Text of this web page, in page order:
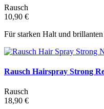
Rausch
10,90 €
Für starken Halt und
Rausch Hairspray Strong
Rausch
18,90 €